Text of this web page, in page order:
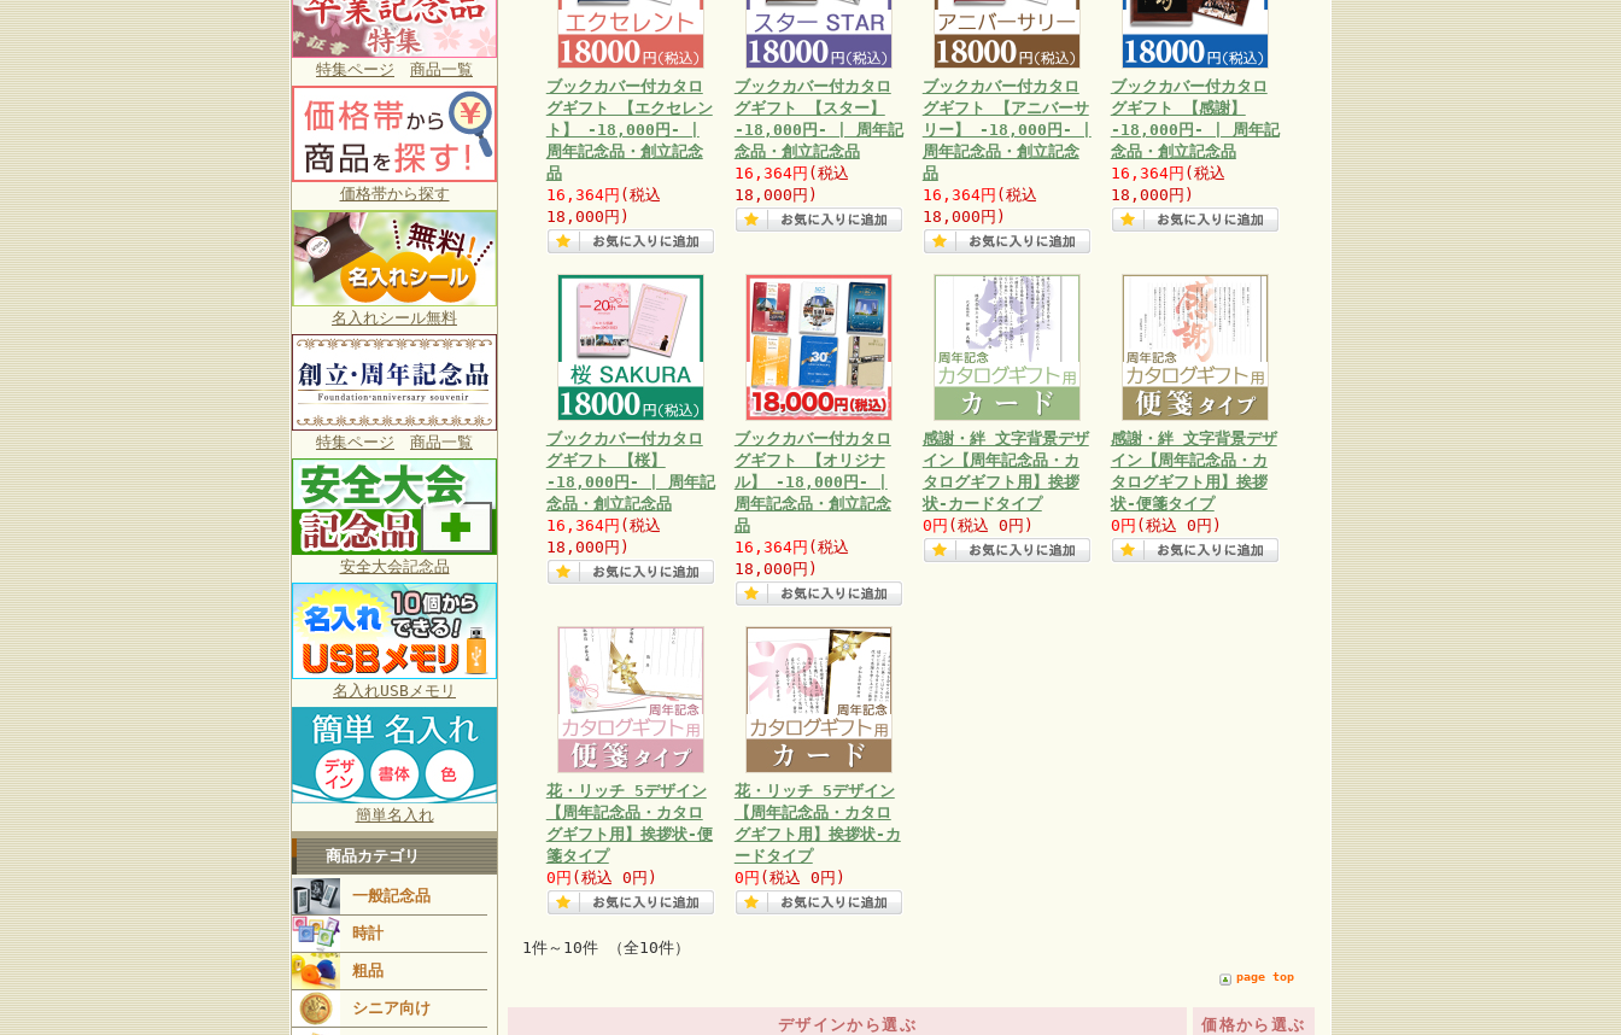
特集ページ 商品一覧
価格帯から探す
名入れシール無料
特集ページ 商品一覧
安全大会記念品
名入れUSBメモリ
簡単名入れ
商品カテゴリ
一般記念品
時計
粗品
シニア向け
ブックカバー付カタロ
グギフト 【エクセレン
ト】 -18,000円- |
周年記念品・創立記念
品
16,364円 (税込
18,000円)
ブックカバー付カタロ
グギフト 【スター】
-18,000円- | 周年記
念品・創立記念品
16,364円 (税込
18,000円)
ブックカバー付カタロ
グギフト 【アニバーサ
リー】 -18,000円- |
周年記念品・創立記念
品
16,364円 (税込
18,000円)
ブックカバー付カタロ
グギフト 【感謝】
-18,000円- | 周年記
念品・創立記念品
16,364円 (税込
18,000円)
ブックカバー付カタロ
グギフト 【桜】
-18,000円- | 周年記
念品・創立記念品
16,364円 (税込
18,000円)
ブックカバー付カタロ
グギフト 【オリジナ
ル】 -18,000円- |
周年記念品・創立記念
品
16,364円 (税込
18,000円)
感謝・絆 文字背景デザ
イン【周年記念品・カ
タログギフト用】挨拶
状-カードタイプ
0円 (税込 0円)
感謝・絆 文字背景デザ
イン【周年記念品・カ
タログギフト用】挨拶
状-便箋タイプ
0円 (税込 0円)
花・リッチ 5デザイン
【周年記念品・カタロ
グギフト用】挨拶状-便
箋タイプ
0円 (税込 0円)
花・リッチ 5デザイン
【周年記念品・カタロ
グギフト用】挨拶状-カ
ードタイプ
0円 (税込 0円)
1件～10件 （全10件）
page top
デザインから選ぶ 価格から選ぶ